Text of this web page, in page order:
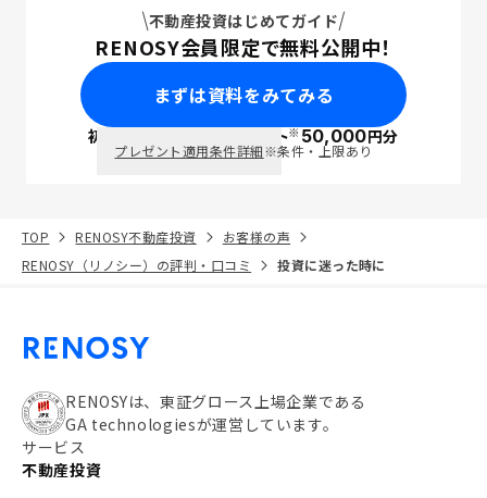
不動産投資はじめてガイド
RENOSY会員限定で無料公開中！
まずは資料をみてみる
初回面談で ポイント※50,000円分
プレゼント適用条件詳細※条件・上限あり
TOP RENOSY不動産投資
お客様の声
RENOSY（リノシー）の評判・口コミ
投資に迷った時に
RENOSYは、東証グロース上場企業である
GA technologiesが運営しています。
サービス
不動産投資